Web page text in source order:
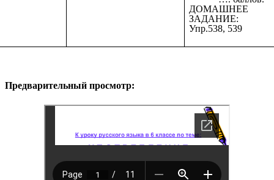
ДОМАШНЕЕ
ЗАДАНИЕ:
Упр.538, 539
Предварительный просмотр: